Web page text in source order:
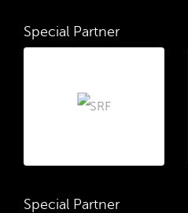
Special Partner
Special Partner